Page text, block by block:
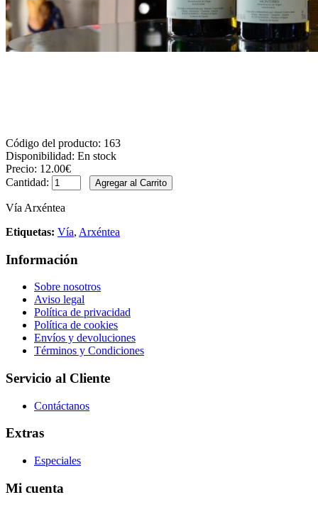
Código del producto: 163
Disponibilidad: En stock
Precio: 12.00€
Cantidad:
Vía Arxéntea
Etiquetas: Vía, Arxéntea
Información
Sobre nosotros
Aviso legal
Política de privacidad
Política de cookies
Envíos y devoluciones
Términos y Condiciones
Servicio al Cliente
Contáctanos
Extras
Especiales
Mi cuenta